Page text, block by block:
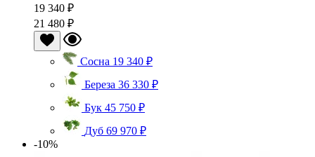
19 340 ₽
21 480 ₽
Сосна 19 340 ₽
Береза 36 330 ₽
Бук 45 750 ₽
Дуб 69 970 ₽
-10%